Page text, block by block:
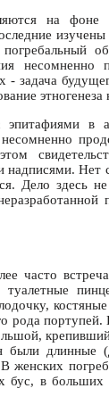
на фоне
несомненно
- задача
в
Нет
Дело здесь
часто
рода
длинные
женских
бус, в